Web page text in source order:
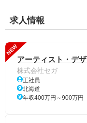
求人情報
NEW
アーティスト・デ
株式会社セガ
正社員
北海道
年収400万円～900万円